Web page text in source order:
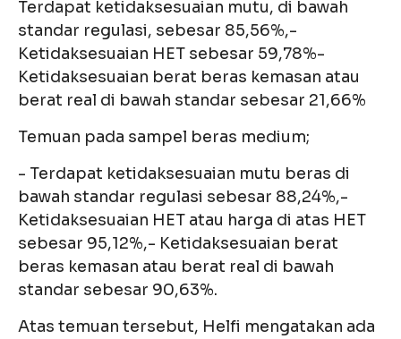
Terdapat ketidaksesuaian mutu, di bawah
standar regulasi, sebesar 85,56%,-
Ketidaksesuaian HET sebesar 59,78%-
Ketidaksesuaian berat beras kemasan atau
berat real di bawah standar sebesar 21,66%
Temuan pada sampel beras medium;
- Terdapat ketidaksesuaian mutu beras di
bawah standar regulasi sebesar 88,24%,-
Ketidaksesuaian HET atau harga di atas HET
sebesar 95,12%,- Ketidaksesuaian berat
beras kemasan atau berat real di bawah
standar sebesar 90,63%.
Atas temuan tersebut, Helfi mengatakan ada